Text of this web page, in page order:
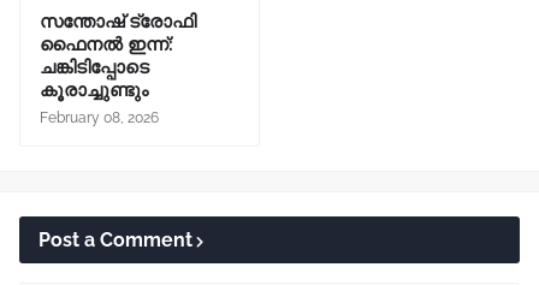
സന്തോഷ് ട്രോഫി
ഫൈനൽ ഇന്ന്:
ചങ്കിടിപ്പോടെ
കൂരാച്ചുണ്ടും
February 08, 2026
Post a Comment